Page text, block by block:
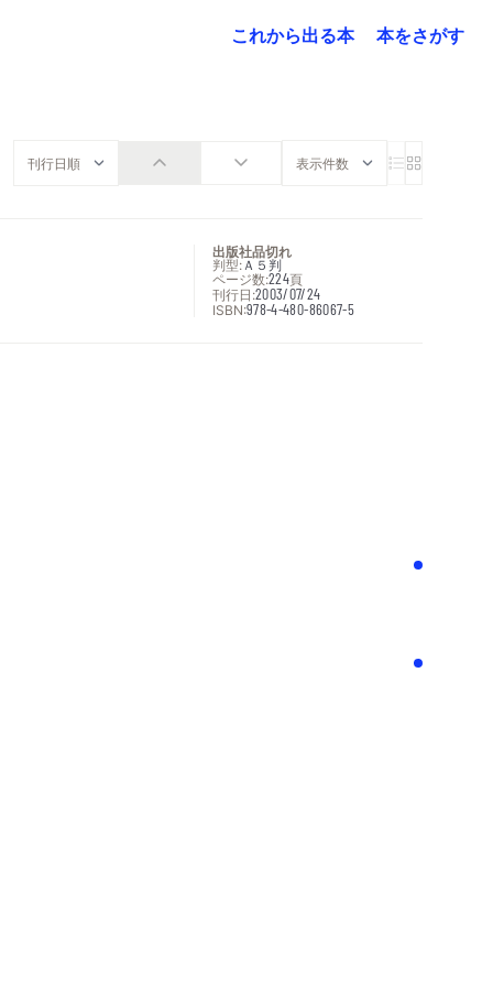
これから出る本
本をさがす
出版社品切れ
判型: Ａ５判
ページ数:224頁
刊行日:2003/07/24
ISBN:978-4-480-86067-5